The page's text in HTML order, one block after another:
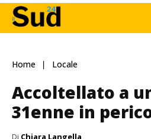
Home Locale
Accoltellato a
31enne in
Di Chiara Langella